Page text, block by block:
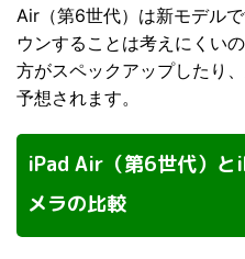
Air（第6世代）は新モデル
ウンすることは考えにくい
方がスペックアップしたり
予想されます。
iPad Air（第6世代）
メラの比較